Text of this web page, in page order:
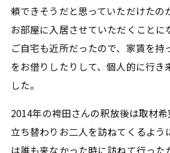
頼できそうだと思っていただけたの
お部屋に入居させていただくことに
ご自宅も近所だったので、家賃を持
をお借りしたりして、個人的に行き
した。
2014年の袴田さんの釈放後は取材
立ち替わりお二人を訪ねてくるよう
は誰も来なかった時に訪ねて行った